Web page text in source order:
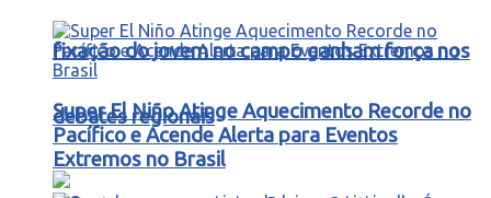
fixação do jovem no campo ganham força nos
debates regionais
Super El Niño Atinge Aquecimento Recorde no
Pacífico e Acende Alerta para Eventos
Extremos no Brasil